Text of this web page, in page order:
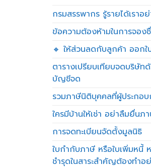
กรมสรรพากร รู้รายได้เราอ
ข้อความต้องห้ามในการจอง
🔸 ให้ส่วนลดกับลูกค้า ออก
ตารางเปรียบเทียบจดบริษัท
บัญชีจด
รวมภาษีนิติบุคคลที่ผู้ประกอบ
ใครมีบ้านให้เช่า อย่าลืมยื่นภ
การจดทะเบียนจัดตั้งมูลนิธิ
ใบกำกับภาษี หรือใบเพิ่มหนี้
ชำรุดในสาระสำคัญต้องทำอ